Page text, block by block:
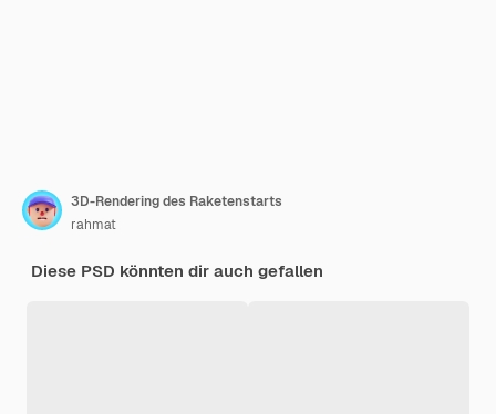
3D-Rendering des Raketenstarts
rahmat
Diese PSD könnten dir auch gefallen